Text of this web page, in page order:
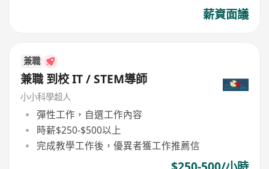
薪資面議
兼職
兼職 到校 IT / STEM導師
小小科學超人
彈性工作，自選工作內容
時薪$250-$500以上
完成教學工作後，優異者獲工作推薦信